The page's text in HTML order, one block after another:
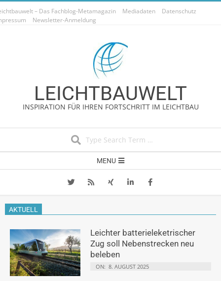
Skip
to
– Das Fachblog-Metamagazin Mediadaten
Datenschutz
Newsletter-Anmeldung
LEICHTBAUWELT
INSPIRATION FÜR IHREN FORTSCHRITT IM LEICHTBAU
Navigation
MENU
AKTUELL
Leichter batterieleketrischer
Zug soll Nebenstrecken neu
beleben
ON: 8. AUGUST 2025